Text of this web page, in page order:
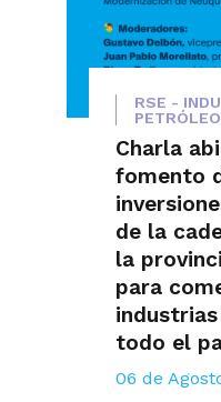
RSE -
Charla
fomento
de la
la
para
todo el
06 de